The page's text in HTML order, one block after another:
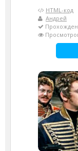
HTML-код
Андрей